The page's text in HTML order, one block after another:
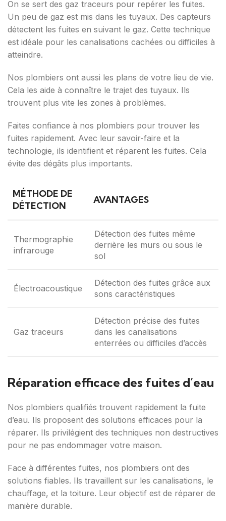
On se sert des gaz traceurs pour repérer les fuites.
Un peu de gaz est mis dans les tuyaux. Des capteurs
détectent les fuites en suivant le gaz. Cette technique
est idéale pour les canalisations cachées ou difficiles à
atteindre.
Nos plombiers ont aussi les plans de votre lieu de vie.
Cela les aide à connaître le trajet des tuyaux. Ils
trouvent plus vite les zones à problèmes.
Faites confiance à nos plombiers pour trouver les
fuites rapidement. Avec leur savoir-faire et la
technologie, ils identifient et réparent les fuites. Cela
évite des dégâts plus importants.
MÉTHODE DE
DÉTECTION
AVANTAGES
Thermographie
infrarouge
Détection des fuites même
derrière les murs ou sous le
sol
Électroacoustique
Détection des fuites grâce aux
sons caractéristiques
Gaz traceurs
Détection précise des fuites
dans les canalisations
enterrées ou difficiles d’accès
Réparation efficace des fuites d’eau
Nos plombiers qualifiés trouvent rapidement la fuite
d’eau. Ils proposent des solutions efficaces pour la
réparer. Ils privilégient des techniques non destructives
pour ne pas endommager votre maison.
Face à différentes fuites, nos plombiers ont des
solutions fiables. Ils travaillent sur les canalisations, le
chauffage, et la toiture. Leur objectif est de réparer de
manière durable.